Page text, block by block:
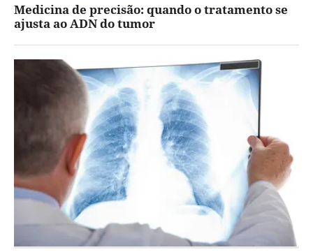
Medicina de precisão: quando o tratamento se
ajusta ao ADN do tumor